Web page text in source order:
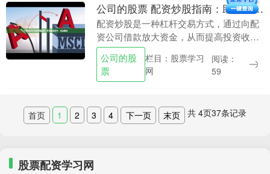
公司的股票 配资炒股指南：助你资金放大，收益翻倍
配资炒股是一种杠杆交易方式，通过向配
资公司借款放大资金，从而提高投资收
益。然而，配资炒股也存在一定的风险，
需要谨慎操作。 苏州股票配资拥有经验丰
富的专业团队，提....
公司的股
票
栏目：股票学习
网
阅读：
59
首页 1 2 3 4 下一页 末页 共4页37条记录
股票配资学习网